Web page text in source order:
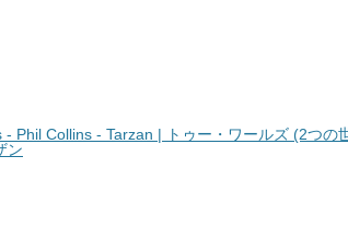
- Phil Collins - Tarzan | トゥー・ワールズ (2つの
ン